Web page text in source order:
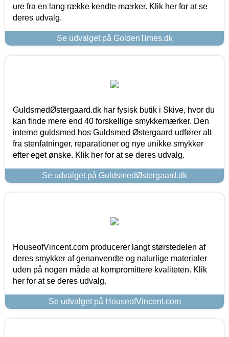
ure fra en lang række kendte mærker. Klik her for at se
deres udvalg.
Se udvalget på GoldenTimes.dk
GuldsmedØstergaard.dk har fysisk butik i Skive, hvor du
kan finde mere end 40 forskellige smykkemærker. Den
interne guldsmed hos Guldsmed Østergaard udfører alt
fra stenfatninger, reparationer og nye unikke smykker
efter eget ønske. Klik her for at se deres udvalg.
Se udvalget på GuldsmedØstergaard.dk
HouseofVincent.com producerer langt størstedelen af
deres smykker af genanvendte og naturlige materialer
uden på nogen måde at kompromittere kvaliteten. Klik
her for at se deres udvalg.
Se udvalget på HouseofVincent.com